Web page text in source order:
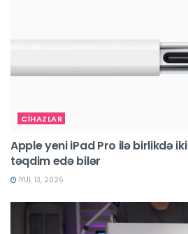
CİHAZLAR
Apple yeni iPad Pro ilə birlikdə
təqdim edə bilər
İYUL 13, 2026